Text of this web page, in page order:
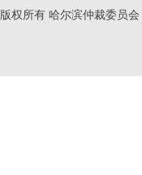
版权所有 哈尔滨仲裁委员会